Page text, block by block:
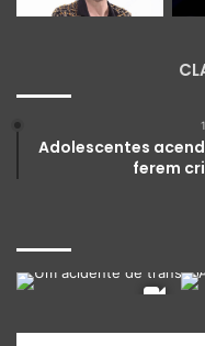
Adolescentes
ferem